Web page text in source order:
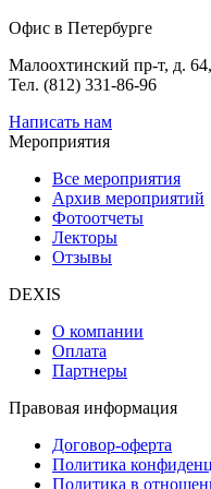
Офис в Петербурге
Малоохтинский пр-т, д.
Тел. (812) 331-86-96
Написать нам
Мероприятия
Все мероприятия
Архив мероприятий
Фотоотчеты
Лекторы
Отзывы
DEXIS
О компании
Оплата
Партнеры
Правовая информация
Договор-оферта
Политика
Политика в